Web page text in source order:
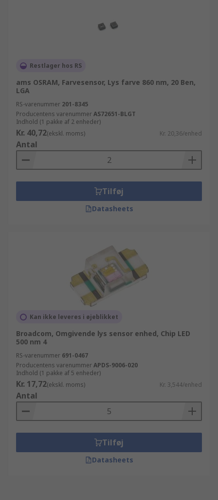
Restlager hos RS
ams OSRAM, Farvesensor, Lys farve 860 nm, 20 Ben,
LGA
RS-varenummer 201-8345
Producentens varenummerAS72651-BLGT
Indhold (1 pakke af 2 enheder)
Kr. 40,72(ekskl. moms) Kr. 20,36/enhed
Antal
Tilføj
Datasheets
Kan ikke leveres i øjeblikket
Broadcom, Omgivende lys sensor enhed, Chip LED
500 nm 4
RS-varenummer 691-0467
Producentens varenummerAPDS-9006-020
Indhold (1 pakke af 5 enheder)
Kr. 17,72(ekskl. moms) Kr. 3,544/enhed
Antal
Tilføj
Datasheets